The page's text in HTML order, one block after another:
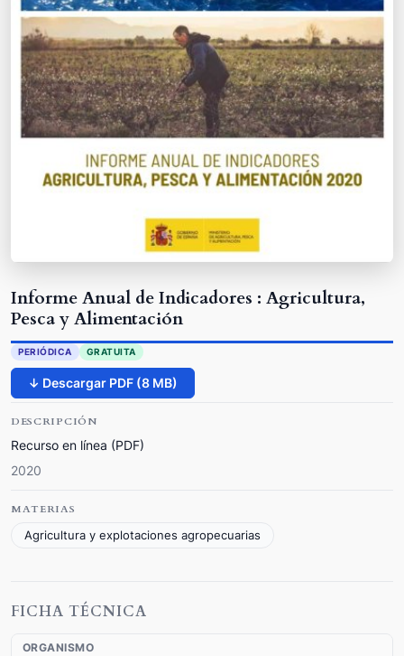
Informe Anual de Indicadores : Agricultura,
Pesca y Alimentación
PERIÓDICA GRATUITA
↓ Descargar PDF (8 MB)
DESCRIPCIÓN
Recurso en línea (PDF)
2020
MATERIAS
Agricultura y explotaciones agropecuarias
FICHA TÉCNICA
ORGANISMO